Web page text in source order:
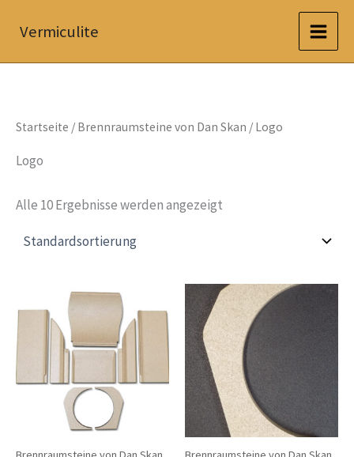
InhaltVermiculite
Startseite / Brennraumsteine von Dan Skan / Logo
Logo
Alle 10 Ergebnisse werden angezeigt